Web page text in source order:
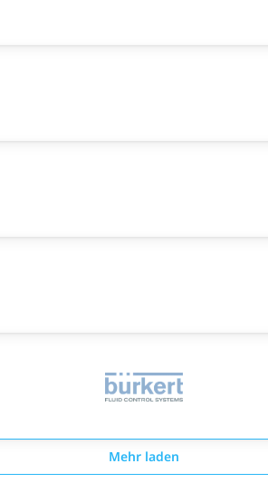
Mehr laden